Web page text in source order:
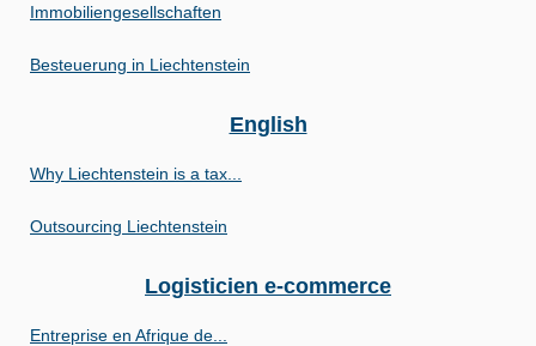
Immobiliengesellschaften
Besteuerung in Liechtenstein
English
Why Liechtenstein is a tax...
Outsourcing Liechtenstein
Logisticien e-commerce
Entreprise en Afrique de...